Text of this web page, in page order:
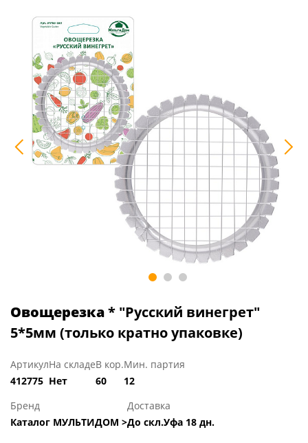
Овощерезка* "Русский винегрет"
5*5мм (только кратно упаковке)
Артикул
412775
На складе
Нет
В кор.
60
Мин. партия
12
Бренд
Каталог МУЛЬТИДОМ >
Доставка
До скл.Уфа 18 дн.